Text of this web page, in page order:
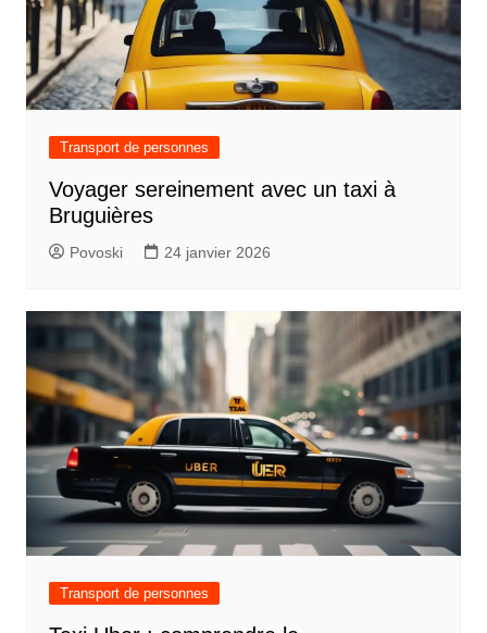
Transport de personnes
Voyager sereinement avec un taxi à
Bruguières
Povoski 24 janvier 2026
Transport de personnes